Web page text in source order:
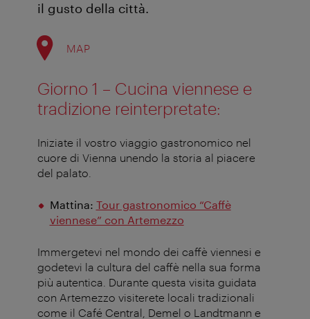
il gusto della città.
MAP
Giorno 1 – Cucina viennese e
tradizione reinterpretate:
Iniziate il vostro viaggio gastronomico nel
cuore di Vienna unendo la storia al piacere
del palato
Mattina: Tour gastronomico “Caffè
viennese” con Artemezzo
Immergetevi nel mondo dei caffè viennesi e
godetevi la cultura del caffè nella sua forma
più autentica. Durante questa visita guidata
con Artemezzo visiterete locali tradizionali
come il Café Central, Demel o Landtmann e